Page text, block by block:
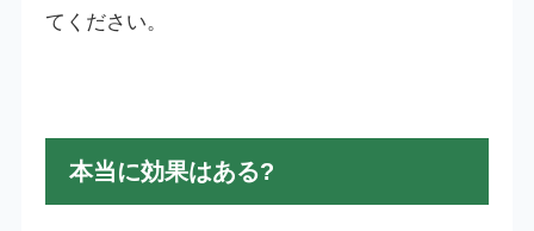
てください。
本当に効果はある?